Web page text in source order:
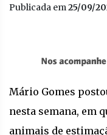
Publicada em25/09/
Mário Gomes
nesta semana, em
animais de